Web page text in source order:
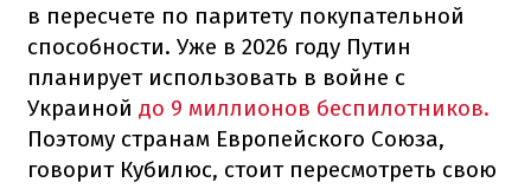
в пересчете по паритету покупательной
способности. Уже в 2026 году Путин
планирует использовать в войне с
Украиной до 9 миллионов беспилотников.
Поэтому странам Европейского Союза,
говорит Кубилюс, стоит пересмотреть свою